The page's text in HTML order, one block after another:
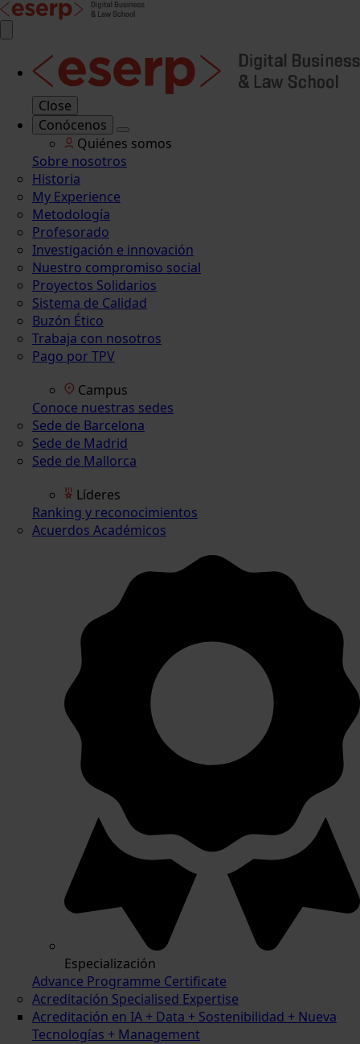
Close
Conócenos
Quiénes somos
Sobre nosotros
Historia
My Experience
Metodología
Profesorado
Investigación e innovación
Nuestro compromiso social
Proyectos Solidarios
Sistema de Calidad
Buzón Ético
Trabaja con nosotros
Pago por TPV
Campus
Conoce nuestras sedes
Sede de Barcelona
Sede de Madrid
Sede de Mallorca
Líderes
Ranking y reconocimientos
Acuerdos Académicos
Especialización
Advance Programme Certificate
Acreditación Specialised Expertise
Acreditación en IA + Data + Sostenibilidad + Nueva
Tecnologías + Management